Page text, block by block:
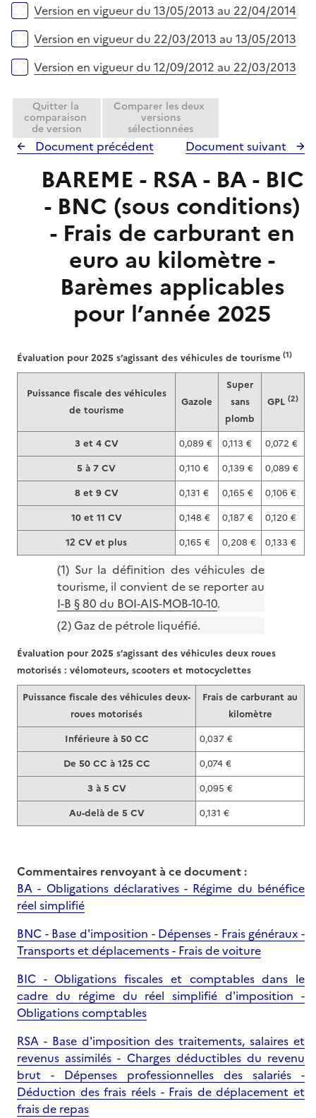
Version en vigueur du 13/05/2013 au 22/04/2014
Version en vigueur du 22/03/2013 au 13/05/2013
Version en vigueur du 12/09/2012 au 22/03/2013
Quitter la
comparaison
de version
Comparer les deux
versions
sélectionnées
Document précédent Document suivant
BAREME - RSA - BA - BIC
- BNC (sous conditions)
- Frais de carburant en
euro au kilomètre -
Barèmes applicables
pour l’année 2025
Évaluation pour 2025 s’agissant des véhicules de tourisme (1)
Puissance fiscale des véhicules
de tourisme
Gazole
Super
sans
plomb
GPL (2)
3 et 4 CV 0,089 € 0,113 €
0,072 €
5 à 7 CV
0,110 € 0,139 €
0,089 €
8 et 9 CV
0,131 € 0,165 €
0,106 €
10 et 11 CV
0,148 € 0,187 €
0,120 €
12 CV et plus
0,165 € 0,208 € 0,133 €
(1) Sur la définition des véhicules de
tourisme, il convient de se reporter au
I-B § 80 du BOI-AIS-MOB-10-10.
(2) Gaz de pétrole liquéfié.
Évaluation pour 2025 s’agissant des véhicules deux roues
motorisés : vélomoteurs, scooters et motocyclettes
Puissance fiscale des véhicules deux-
roues motorisés
Frais de carburant au
kilomètre
Inférieure à 50 CC
0,037 €
De 50 CC à 125 CC
0,074 €
3 à 5 CV
0,095 €
Au-delà de 5 CV
0,131 €
Commentaires renvoyant à ce document :
BA - Obligations déclaratives - Régime du bénéfice
réel simplifié
BNC - Base d'imposition - Dépenses - Frais généraux -
Transports et déplacements - Frais de voiture
BIC - Obligations fiscales et comptables dans le
cadre du régime du réel simplifié d'imposition -
Obligations comptables
RSA - Base d'imposition des traitements, salaires et
revenus assimilés - Charges déductibles du revenu
brut - Dépenses professionnelles des salariés -
Déduction des frais réels - Frais de déplacement et
frais de repas